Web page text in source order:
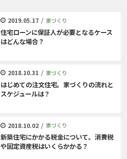
2019.05.17 / 家づくり
住宅ローンに保証人が必要となるケース
はどんな場合？
2018.10.31 / 家づくり
はじめての注文住宅。家づくりの流れと
スケジュールは？
2018.10.02 / 家づくり
新築住宅にかかる税金について。消費税
や固定資産税はいくらかかる？